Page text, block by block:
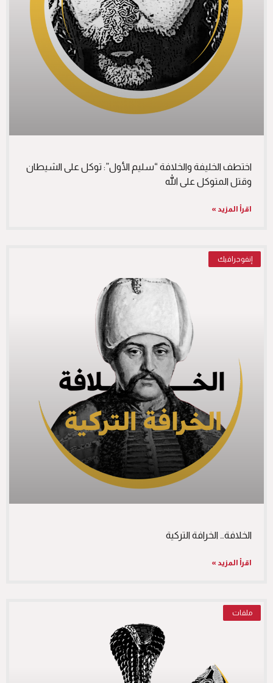
اختطف الخليفة والخلافة “سليم الأول”: توكل على الشيطان
وقتل المتوكل على الله
اقرأ المزيد »
إنفوجرافيك
الخلافة… الخرافة التركية
اقرأ المزيد »
ملفات